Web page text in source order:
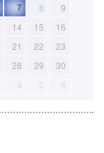
7 8
9
14 15
16
21 22
23
28 29
30
4 5 6